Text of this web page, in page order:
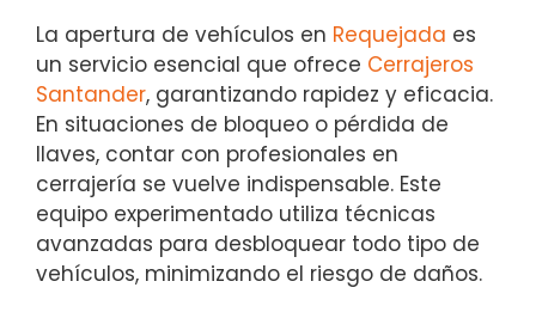
La apertura de vehículos en Requejada es
un servicio esencial que ofrece Cerrajeros
Santander, garantizando rapidez y eficacia.
En situaciones de bloqueo o pérdida de
llaves, contar con profesionales en
cerrajería se vuelve indispensable. Este
equipo experimentado utiliza técnicas
avanzadas para desbloquear todo tipo de
vehículos, minimizando el riesgo de daños.